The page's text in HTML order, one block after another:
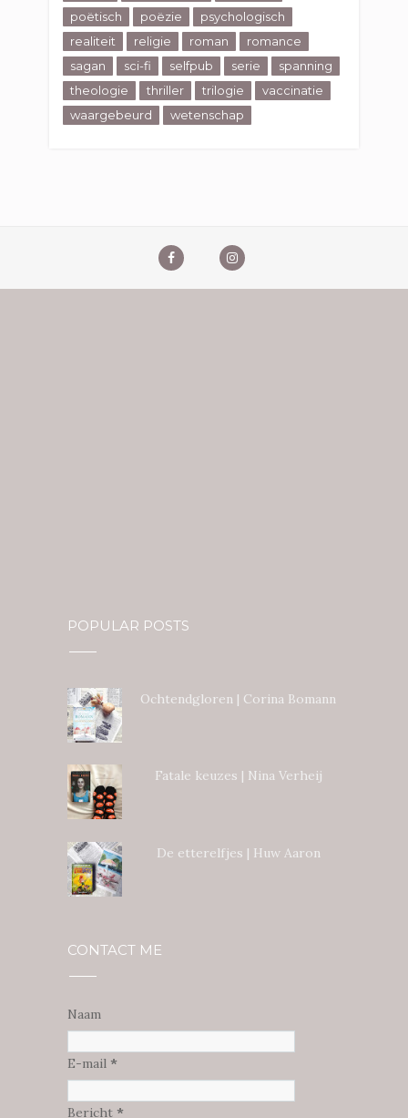
poëtisch
poëzie
psychologisch
realiteit
religie roman
romance
sagan
sci-fi selfpub serie
spanning
theologie
thriller trilogie
vaccinatie
waargebeurd
wetenschap
POPULAR POSTS
Ochtendgloren | Corina Bomann
Fatale keuzes | Nina Verheij
De etterelfjes | Huw Aaron
CONTACT ME
Naam
E-mail *
Bericht *